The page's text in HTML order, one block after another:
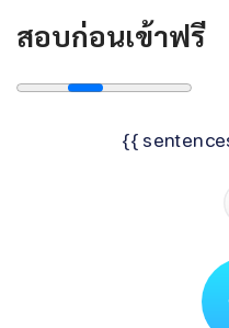
สอบก่อนเข้าฟรี
{{